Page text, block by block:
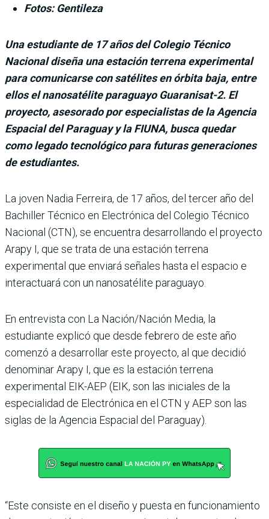
Fotos: Gentileza
Una estudiante de 17 años del Colegio Técnico
Nacional diseña una estación terrena experimental
para comunicarse con satélites en órbita baja, entre
ellos el nanosatélite paraguayo Guaranisat-2. El
proyecto, asesorado por especialistas de la Agencia
Espacial del Paraguay y la FIUNA, busca quedar
como legado tecnológico para futuras generaciones
de estudiantes.
La joven Nadia Ferreira, de 17 años, del tercer año del
Bachiller Técnico en Electrónica del Colegio Técnico
Nacional (CTN), se encuentra desarrollando el proyecto
Arapy I, que se trata de una estación terrena
experimental que enviará señales hasta el espacio e
interactuará con un nanosatélite paraguayo.
En entrevista con La Nación/Nación Media, la
estudiante explicó que desde febrero de este año
comenzó a desarrollar este proyecto, al que decidió
denominar Arapy I, que es la estación terrena
experimental EIK-AEP (EIK, son las iniciales de la
especialidad de Electrónica en el CTN y AEP son las
siglas de la Agencia Espacial del Paraguay).
“Este consiste en el diseño y puesta en funcionamiento